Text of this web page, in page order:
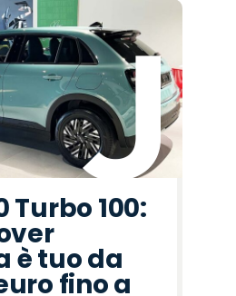
Turbo 100:
è tuo da
fino a